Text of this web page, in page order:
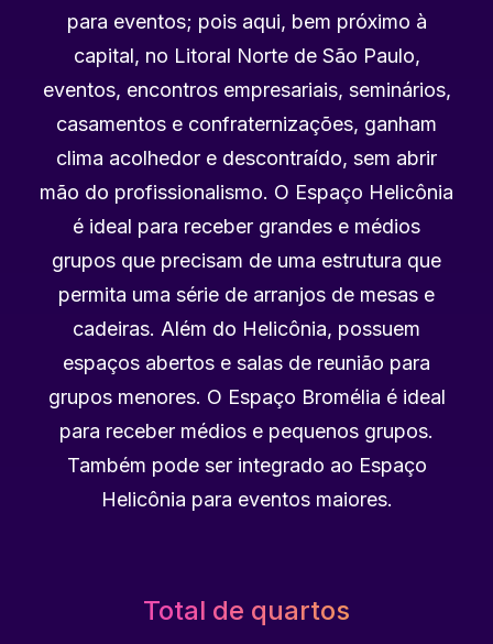
para eventos; pois aqui, bem próximo à
capital, no Litoral Norte de São Paulo,
eventos, encontros empresariais, seminários,
casamentos e confraternizações, ganham
clima acolhedor e descontraído, sem abrir
mão do profissionalismo. O Espaço Helicônia
é ideal para receber grandes e médios
grupos que precisam de uma estrutura que
permita uma série de arranjos de mesas e
cadeiras. Além do Helicônia, possuem
espaços abertos e salas de reunião para
grupos menores. O Espaço Bromélia é ideal
para receber médios e pequenos grupos.
Também pode ser integrado ao Espaço
Helicônia para eventos maiores.
Total de quartos